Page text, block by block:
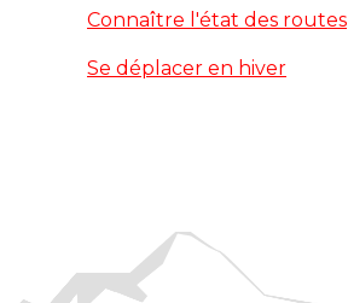
Connaître l'état des routes
Se déplacer en hiver